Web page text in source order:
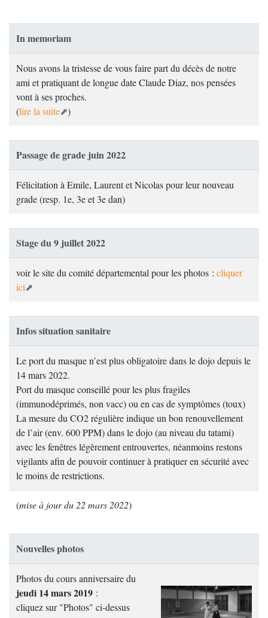
In memoriam
Nous avons la tristesse de vous faire part du décès de notre
ami et pratiquant de longue date Claude Diaz, nos pensées
vont à ses proches.
(lire la suite )
Passage de grade juin 2022
Félicitation à Emile, Laurent et Nicolas pour leur nouveau
grade (resp. 1e, 3e et 3e dan)
Stage du 9 juillet 2022
voir le site du comité départemental pour les photos : cliquer
ici
Infos situation sanitaire
Le port du masque n’est plus obligatoire dans le dojo depuis le
14 mars 2022.
Port du masque conseillé pour les plus fragiles
(immunodéprimés, non vacc) ou en cas de symptômes (toux)
La mesure du CO2 régulière indique un bon renouvellement
de l’air (env. 600 PPM) dans le dojo (au niveau du tatami)
avec les fenêtres légèrement entrouvertes, néanmoins restons
vigilants afin de pouvoir continuer à pratiquer en sécurité avec
le moins de restrictions.
(mise à jour du 22 mars 2022)
Nouvelles photos
Photos du cours anniversaire du
jeudi 14 mars 2019 :
cliquez sur "Photos" ci-dessus